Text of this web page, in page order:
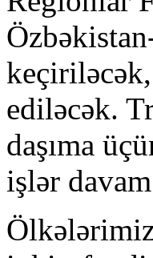
keçiriləcək,
ediləcək.
daşıma
işlər
Ölkələrimiz